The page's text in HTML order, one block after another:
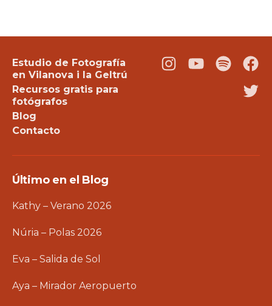
Estudio de Fotografía
en Vilanova i la Geltrú
Recursos gratis para
fotógrafos
Blog
Contacto
Instagram
YoutubePodcast
Último en el Blog
Kathy – Verano 2026
Núria – Polas 2026
Eva – Salida de Sol
Aya – Mirador Aeropuerto